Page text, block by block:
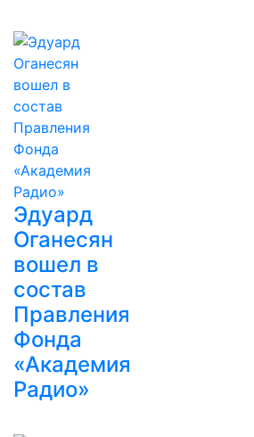
Эдуард
Оганесян
вошел в
состав
Правления
Фонда
«Академия
Радио»